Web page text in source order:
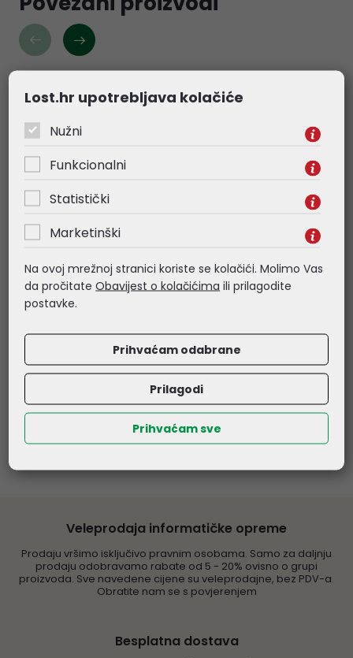
Microsoft Core 2013 Device
CAL ESD elektronička licenca
Microsoft Core
45337
Veleprodaja informatičke opreme
Prodaju vršimo isključivo pravnim osobama. Samo za daljnju
prodaju odobravamo rabate od 5 - 20% ovisno o grupi
proizvoda. Sve navedene cijene su veleprodajne, bez PDV-a.
Obratite nam se s povjerenjem
Besplatna dostava
Lost.hr upotrebljava kolačiće
Nužni
Funkcionalni
Statistički
Marketinški
Na ovoj mrežnoj stranici koriste se kolačići. Molimo Vas
da pročitateObavijest o kolačićima ili prilagodite
postavke.
Prihvaćam odabrane
Prilagodi
Prihvaćam sve